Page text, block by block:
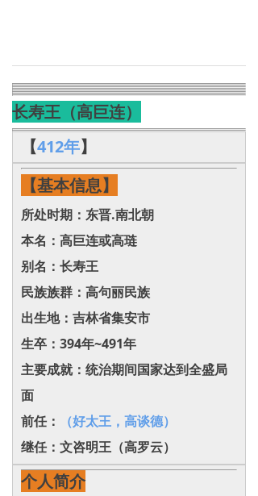
长寿王（高巨连）
【412年】
【基本信息】
所处时期：东晋.南北朝
本名：高巨连或高琏
别名：长寿王
民族族群：高句丽民族
出生地：吉林省集安市
生卒：394年~491年
主要成就：统治期间国家达到全盛局
面
前任：
（好太王，高谈德）
继任： 文咨明王（高罗云）
个人简介